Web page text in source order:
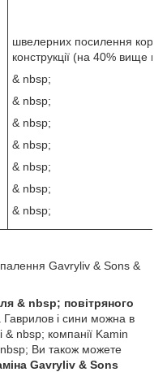
швелерних посилення
конструкції (на 40% вище
& nbsp;
& nbsp;
& nbsp;
& nbsp;
& nbsp;
& nbsp;
& nbsp;
Gavryliv & Sons &
& nbsp; повітряного
Гаврилов і сини можна в
& nbsp; компанії Kamin
Ви також можете
Gavryliv & Sons